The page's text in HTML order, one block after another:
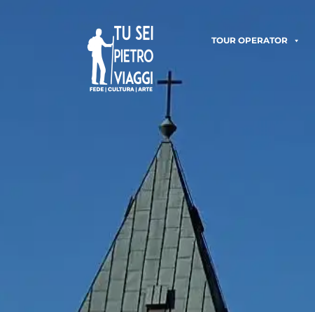
TOUR OPERATOR